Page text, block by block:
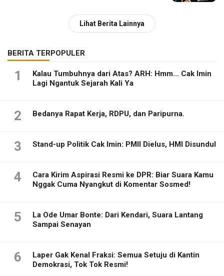
Lihat Berita Lainnya
BERITA TERPOPULER
1
Kalau Tumbuhnya dari Atas? ARH: Hmm… Cak Imin
Lagi Ngantuk Sejarah Kali Ya
2 Bedanya Rapat Kerja, RDPU, dan Paripurna.
3 Stand-up Politik Cak Imin: PMII Dielus, HMI Disundul
4
Cara Kirim Aspirasi Resmi ke DPR: Biar Suara Kamu
Nggak Cuma Nyangkut di Komentar Sosmed!
5
La Ode Umar Bonte: Dari Kendari, Suara Lantang
Sampai Senayan
6
Laper Gak Kenal Fraksi: Semua Setuju di Kantin
Demokrasi, Tok Tok Resmi!